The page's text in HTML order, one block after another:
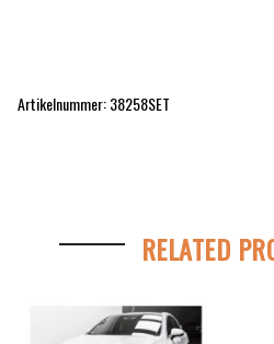
Artikelnummer: 38258SET
RELATED